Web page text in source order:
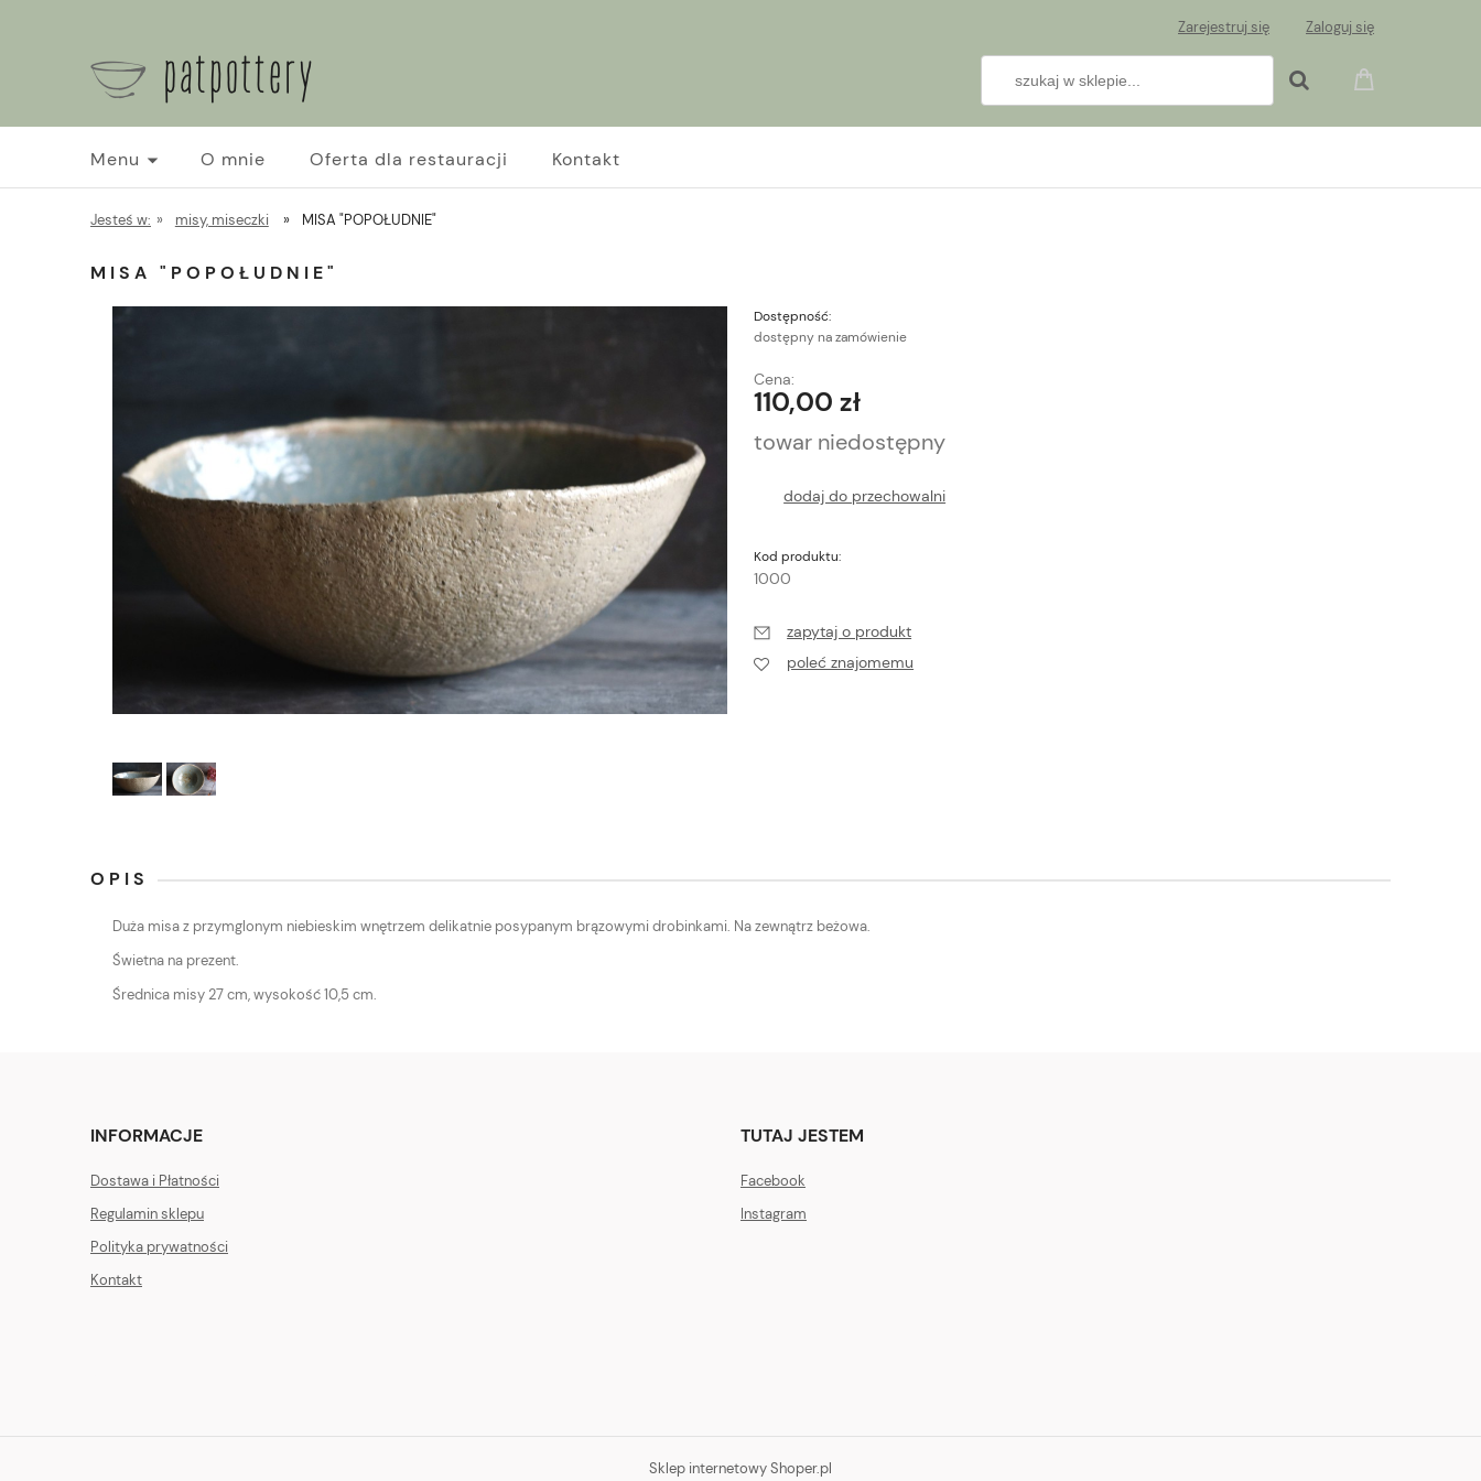
Zarejestruj się Zaloguj się
Menu O mnie Oferta dla restauracji Kontakt
Jesteś w: » misy, miseczki » MISA "POPOŁUDNIE"
MISA "POPOŁUDNIE"
Dostępność:
dostępny na zamówienie
Cena:
110,00 zł
towar niedostępny
dodaj do przechowalni
Kod produktu:
1000
zapytaj o produkt
poleć znajomemu
OPIS
Duża misa z przymglonym niebieskim wnętrzem delikatnie posypanym brązowymi drobinkami. Na zewnątrz beżowa.
Świetna na prezent.
Średnica misy 27 cm, wysokość 10,5 cm.
INFORMACJE
Dostawa i Płatności
Regulamin sklepu
Polityka prywatności
Kontakt
TUTAJ JESTEM
Facebook
Instagram
Sklep internetowy Shoper.pl